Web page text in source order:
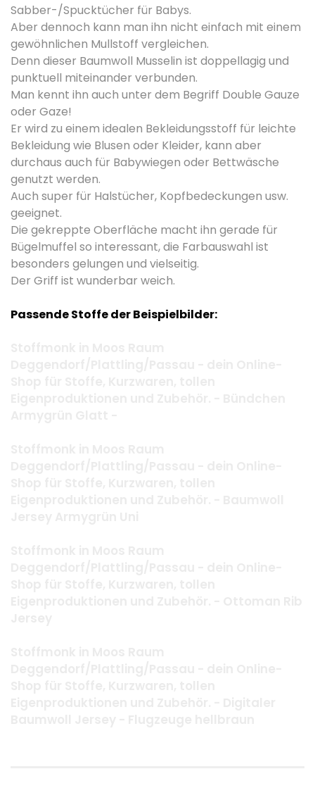
Sabber-/Spucktücher für Babys.
Aber dennoch kann man ihn nicht einfach mit einem
gewöhnlichen Mullstoff vergleichen.
Denn dieser Baumwoll Musselin ist doppellagig und
punktuell miteinander verbunden.
Man kennt ihn auch unter dem Begriff Double Gauze
oder Gaze!
Er wird zu einem idealen Bekleidungsstoff für leichte
Bekleidung wie Blusen oder Kleider, kann aber
durchaus auch für Babywiegen oder Bettwäsche
genutzt werden.
Auch super für Halstücher, Kopfbedeckungen usw.
geeignet.
Die gekreppte Oberfläche macht ihn gerade für
Bügelmuffel so interessant, die Farbauswahl ist
besonders gelungen und vielseitig.
Der Griff ist wunderbar weich.
Passende Stoffe der Beispielbilder: